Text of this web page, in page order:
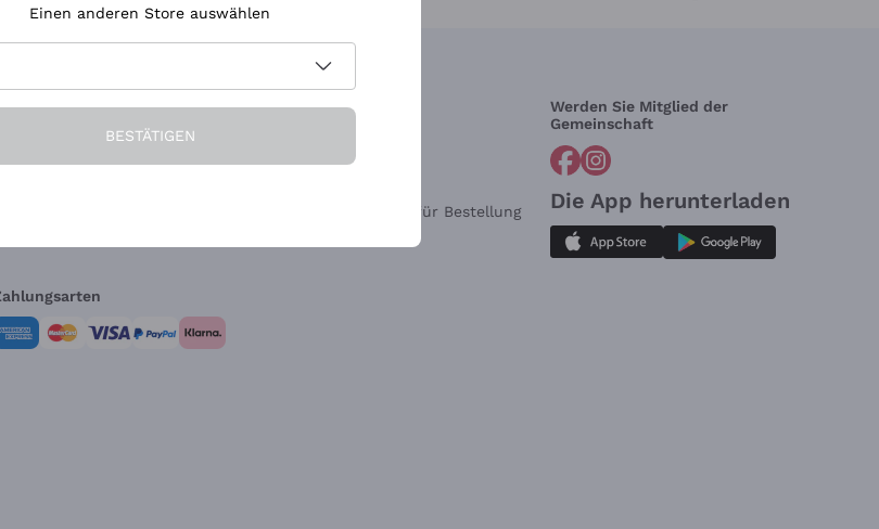
Firma Brauchen Sie Hilfe?
Widerrufsformular für Bestellung
Werden Sie Mitglied der
Gemeinschaft
Die App herunterladen
Einen anderen Store auswählen
BESTÄTIGEN